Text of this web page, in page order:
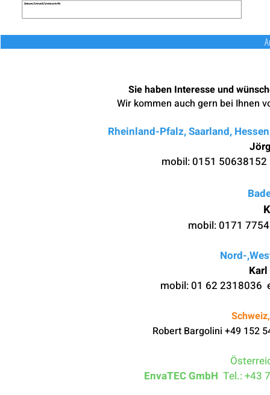
Sie haben Interesse und
Wir kommen auch gern bei Ihnen
Rheinland-Pfalz, Saarland,
mobil: 0151
mobil: 0171
Nord-
mobil: 01 62 2318036
Robert Bargolini +49 152
EnvaTEC GmbH Tel.: +43